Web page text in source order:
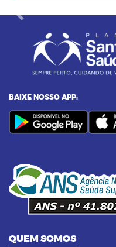
Previous
BAIXE NOSSO APP:
QUEM SOMOS